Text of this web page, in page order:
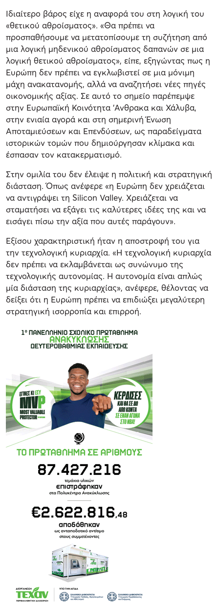
Ιδιαίτερο βάρος είχε η αναφορά του στη λογική του
«θετικού αθροίσματος». «Θα πρέπει να
προσπαθήσουμε να μετατοπίσουμε τη συζήτηση από
μια λογική μηδενικού αθροίσματος δαπανών σε μια
λογική θετικού αθροίσματος», είπε, εξηγώντας πως η
Ευρώπη δεν πρέπει να εγκλωβιστεί σε μια μόνιμη
μάχη ανακατανομής, αλλά να αναζητήσει νέες πηγές
οικονομικής αξίας. Σε αυτό το σημείο παρέπεμψε
στην Ευρωπαϊκή Κοινότητα 'Ανθρακα και Χάλυβα,
στην ενιαία αγορά και στη σημερινή Ένωση
Αποταμιεύσεων και Επενδύσεων, ως παραδείγματα
ιστορικών τομών που δημιούργησαν κλίμακα και
έσπασαν τον κατακερματισμό.
Στην ομιλία του δεν έλειψε η πολιτική και στρατηγική
διάσταση. Όπως ανέφερε «η Ευρώπη δεν χρειάζεται
να αντιγράψει τη Silicon Valley. Χρειάζεται να
σταματήσει να εξάγει τις καλύτερες ιδέες της και να
εισάγει πίσω την αξία που αυτές παράγουν».
Εξίσου χαρακτηριστική ήταν η αποστροφή του για
την τεχνολογική κυριαρχία. «Η τεχνολογική κυριαρχία
δεν πρέπει να εκλαμβάνεται ως συνώνυμο της
τεχνολογικής αυτονομίας. Η αυτονομία είναι απλώς
μία διάσταση της κυριαρχίας», ανέφερε, θέλοντας να
δείξει ότι η Ευρώπη πρέπει να επιδιώξει μεγαλύτερη
στρατηγική ισορροπία και επιρροή.